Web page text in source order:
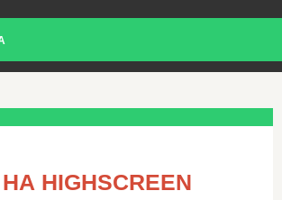
HIGHSCREEN